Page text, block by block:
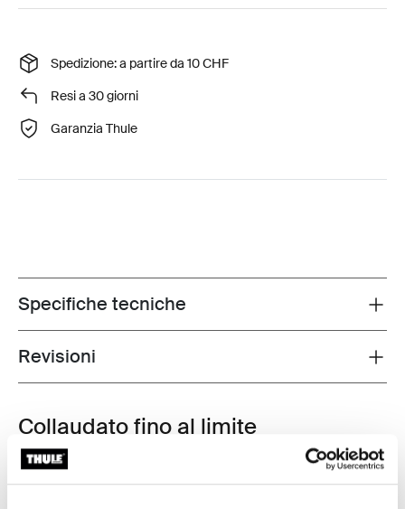
Spedizione: a partire da 10 CHF
Resi a 30 giorni
Garanzia Thule
Toggle techspec
Specifiche tecniche
Toggle overview
Revisioni
Collaudato fino al limite
Presso il Thule Test Center™ di Hillerstorp, in Svezia, i
prodotti vengono sottoposti a test estremi. I nostri